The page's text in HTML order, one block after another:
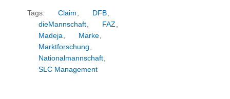
Tags: Claim DFB
dieMannschaft
FAZ
Madeja
Marke
Marktforschung
Nationalmannschaft
SLC Management